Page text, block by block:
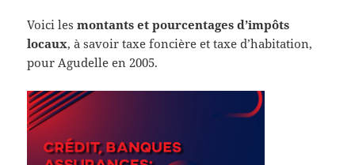
Voici lesmontants et pourcentages d’impôts
locaux, à savoir taxe foncière et taxe d’habitation,
pour Agudelle en 2005.